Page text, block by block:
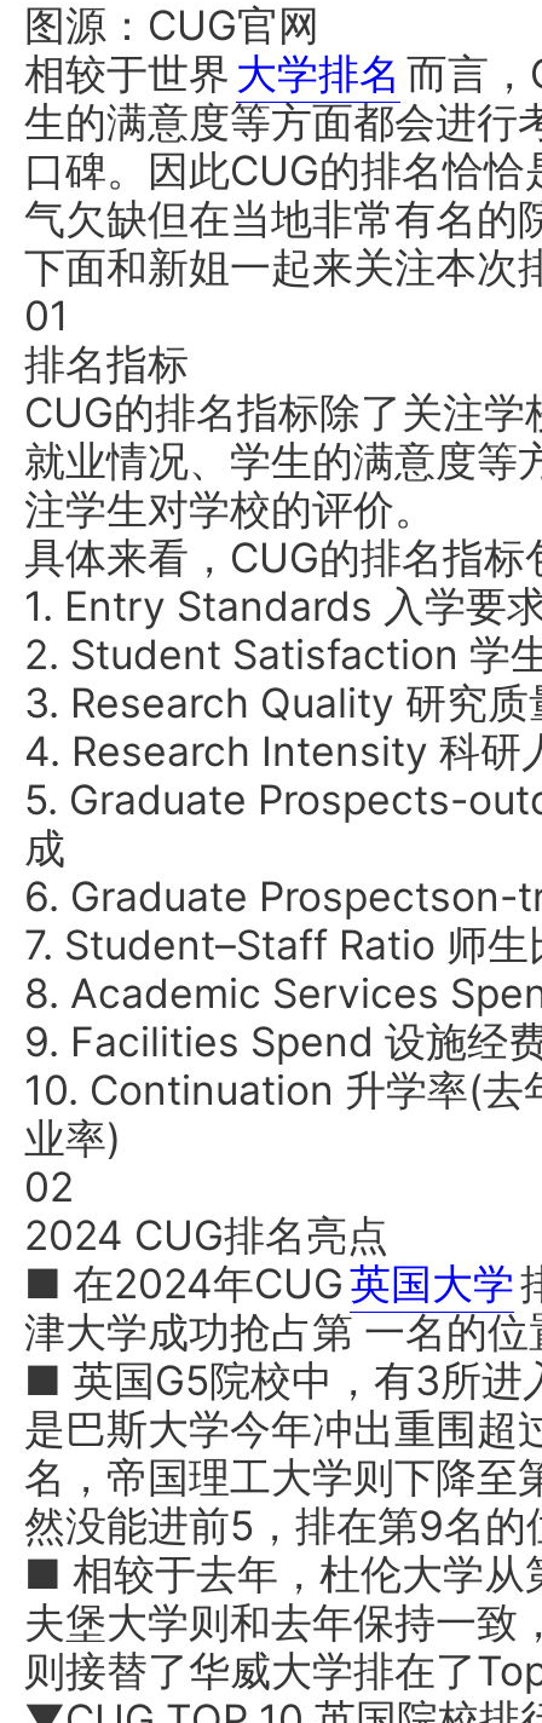
图源：CUG官网
相较于世界 大学排名 而言，
生的满意度等方面都会进行
口碑。因此CUG的排名恰
气欠缺但在当地非常有名的
下面和新姐一起来关注本次
01
排名指标
CUG的排名指标除了关注
就业情况、学生的满意度等
注学生对学校的评价。
具体来看，CUG的排名指标
1. Entry Standards 入学要
2. Student Satisfaction 学
3. Research Quality 研究质
4. Research Intensity 科研
5. Graduate Prospects-
成
6. Graduate Prospectson-
7. Student–Staff Ratio 师生
8. Academic Services
9. Facilities Spend 设施经
10. Continuation 升学率(
业率)
02
2024 CUG排名亮点
■ 在2024年CUG英国大学
津大学成功抢占第 一名的位
■ 英国G5院校中，有3所进
是巴斯大学今年冲出重围超
名，帝国理工大学则下降至
然没能进前5，排在第9名的
■ 相较于去年，杜伦大学
夫堡大学则和去年保持一致
则接替了华威大学排在了